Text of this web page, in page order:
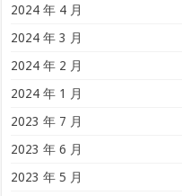
2024 年 4 月
2024 年 3 月
2024 年 2 月
2024 年 1 月
2023 年 7 月
2023 年 6 月
2023 年 5 月